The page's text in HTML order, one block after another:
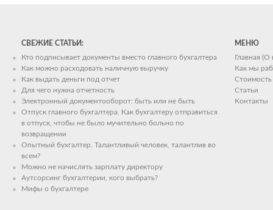
СВЕЖИЕ СТАТЬИ:
Кто подписывает документы вместо главного бухгалтера
Как можно расходовать наличную выручку
Как выдать деньги под отчет
Для чего нужна отчетность
Электронный документооборот: быть или не быть
Отпуск главного бухгалтера. Как бухгалтеру отправиться
в отпуск, чтобы не было мучительно больно по
возвращении
Опытный бухгалтер. Талантливый человек, талантлив во
всем?
Можно не начислять зарплату директору
Аутсорсинг бухгалтерии, кого выбрать?
Мифы о бухгалтере
МЕНЮ
Главная (О
Как мы
Стоимость
Статьи
Контакты